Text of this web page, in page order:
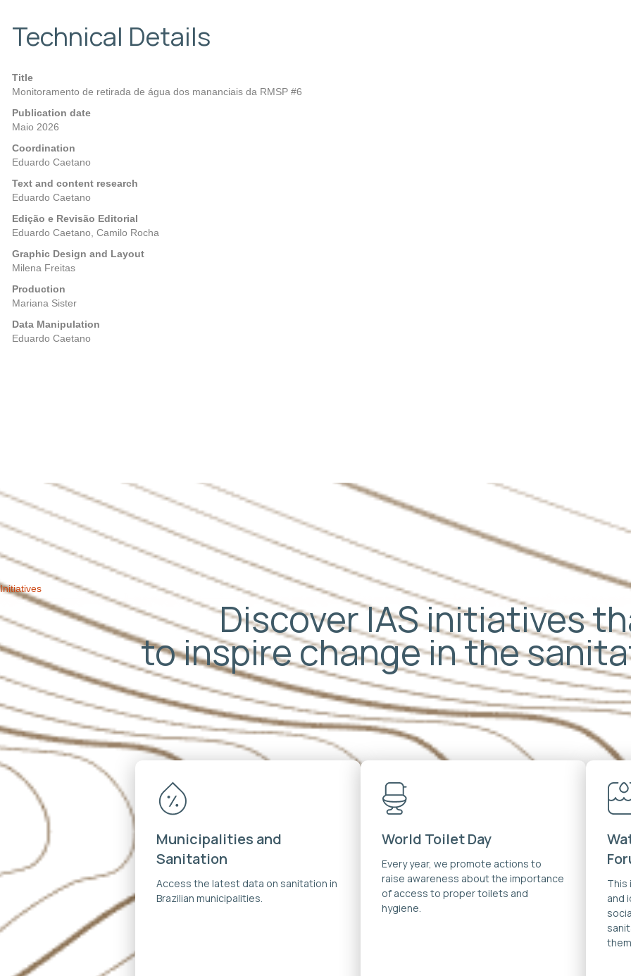
Technical Details
Title
Monitoramento de retirada de água dos mananciais da RMSP #6
Publication date
Maio 2026
Coordination
Eduardo Caetano
Text and content research
Eduardo Caetano
Edição e Revisão Editorial
Eduardo Caetano, Camilo Rocha
Graphic Design and Layout
Milena Freitas
Production
Mariana Sister
Data Manipulation
Eduardo Caetano
Initiatives
Discover IAS initiatives
to inspire change in the
Municipalities and
Sanitation
Access the latest data on sanitation in
Brazilian municipalities.
World Toilet Day
Every year, we promote actions to
raise awareness about the importance
of access to proper toilets and
hygiene.
This
and